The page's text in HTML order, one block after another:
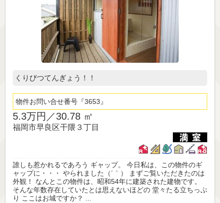
くりびつてんぎょう！！
物件お問い合せ番号 3653
5.3万円／30.78 ㎡
福岡市早良区干隈３丁目
誰しも惹かれるであろう ギャップ。 今日私は、この物件のギ
ャップに・・・ やられました（´｀） まずご覧いただきたのは
外観！ なんとこの物件は、昭和54年に建築された建物です。
そんな年数存在していたとは思えないほどの 堂々たる立ちっぷ
り ここはお城ですか？ ...